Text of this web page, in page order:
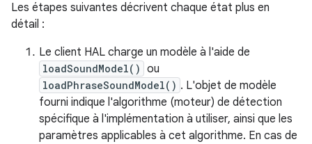
Les étapes suivantes décrivent chaque état plus en
détail :
Le client HAL charge un modèle à l'aide de
loadSoundModel() ou
loadPhraseSoundModel() . L'objet de modèle
fourni indique l'algorithme (moteur) de détection
spécifique à l'implémentation à utiliser, ainsi que les
paramètres applicables à cet algorithme. En cas de